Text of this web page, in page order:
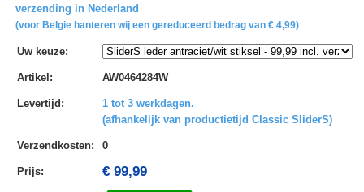
verzending in Nederland
(voor Belgie hanteren wij een gereduceerd bedrag van € 4,99)
Uw keuze:
Artikel : AW0464284W
Levertijd :
1 tot 3 werkdagen.
(afhankelijk van productietijd Classic SliderS)
Verzendkosten: 0
Prijs: € 99,99